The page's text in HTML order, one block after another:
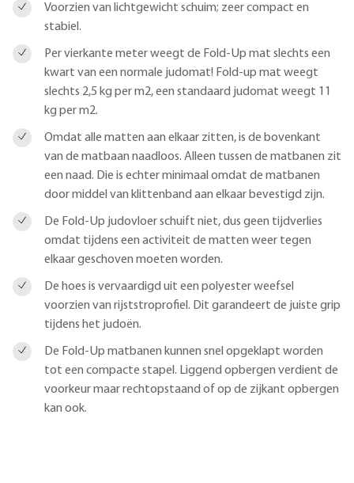
Voorzien van lichtgewicht schuim; zeer compact en
stabiel.
Per vierkante meter weegt de Fold-Up mat slechts een
kwart van een normale judomat! Fold-up mat weegt
slechts 2,5 kg per m2, een standaard judomat weegt 11
kg per m2.
Omdat alle matten aan elkaar zitten, is de bovenkant
van de matbaan naadloos. Alleen tussen de matbanen zit
een naad. Die is echter minimaal omdat de matbanen
door middel van klittenband aan elkaar bevestigd zijn.
De Fold-Up judovloer schuift niet, dus geen tijdverlies
omdat tijdens een activiteit de matten weer tegen
elkaar geschoven moeten worden.
De hoes is vervaardigd uit een polyester weefsel
voorzien van rijststroprofiel. Dit garandeert de juiste grip
tijdens het judoën.
De Fold-Up matbanen kunnen snel opgeklapt worden
tot een compacte stapel. Liggend opbergen verdient de
voorkeur maar rechtopstaand of op de zijkant opbergen
kan ook.